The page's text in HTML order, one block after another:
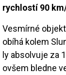
rychlostí 90
Vesmírné
obíhá kolem
ly absolvuje za
ovšem bledne